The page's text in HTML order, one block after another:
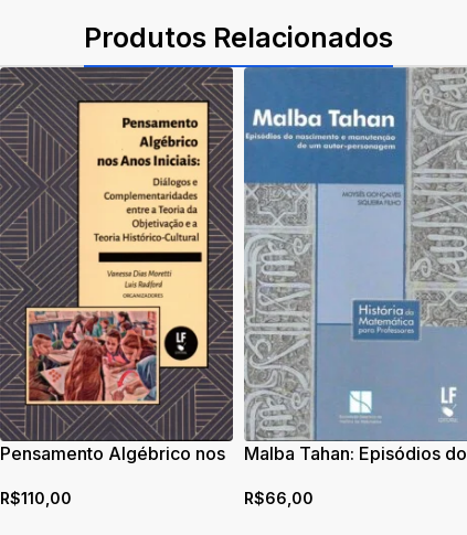
Produtos Relacionados
Pensamento Algébrico nos
Complementaridades entre
R$110,00
Malba Tahan: Episódios do
de um autor-personagem
R$66,00